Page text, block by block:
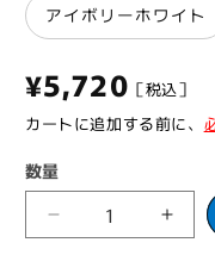
アイボリーホワイト
通
常
価
格
¥5,720 ［税込
カートに追加する前に、
数量
ニ